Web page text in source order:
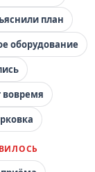
план
оборудование